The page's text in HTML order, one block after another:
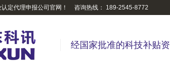
定代理申报公司官网！ 咨询热线： 189-2545-8772
经国家批准的科技补贴